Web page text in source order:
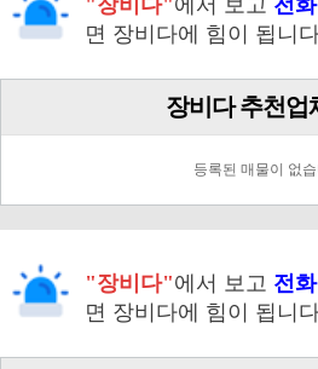
"장비다"에서 보고 전
면 장비다에 힘이 됩니
장비다 추천업
등록된 매물이 없
"장비다"에서 보고 전
면 장비다에 힘이 됩니